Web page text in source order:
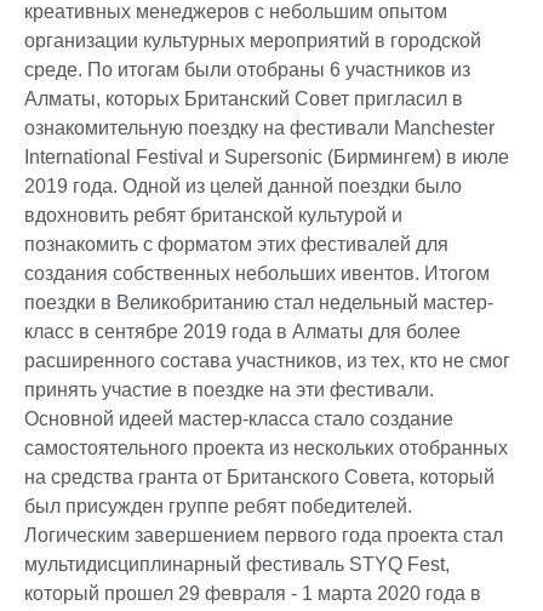
креативных менеджеров с небольшим опытом
организации культурных мероприятий в городской
среде. По итогам были отобраны 6 участников из
Алматы, которых Британский Совет пригласил в
ознакомительную поездку на фестивали Manchester
International Festival и Supersonic (Бирмингем) в июле
2019 года. Одной из целей данной поездки было
вдохновить ребят британской культурой и
познакомить с форматом этих фестивалей для
создания собственных небольших ивентов. Итогом
поездки в Великобританию стал недельный мастер-
класс в сентябре 2019 года в Алматы для более
расширенного состава участников, из тех, кто не смог
принять участие в поездке на эти фестивали.
Основной идеей мастер-класса стало создание
самостоятельного проекта из нескольких отобранных
на средства гранта от Британского Совета, который
был присужден группе ребят победителей.
Логическим завершением первого года проекта стал
мультидисциплинарный фестиваль STYQ Fest,
который прошел 29 февраля - 1 марта 2020 года в